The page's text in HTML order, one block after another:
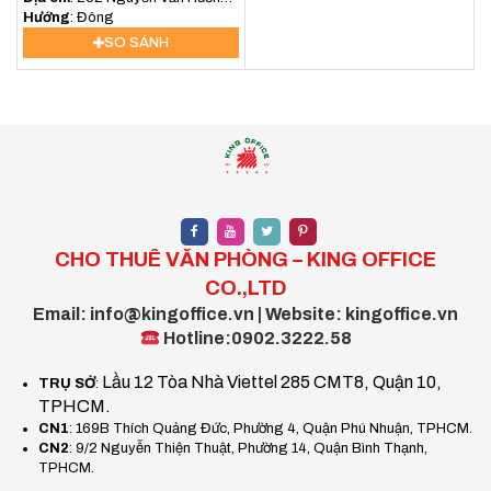
Giá thuê 25 USD/m²/tháng
Phí quản lý 4 USD/m²/tháng
Theo giá nhà nước
Thỏa thuận
Thỏa thuận
Để biết thêm thông tin chi tiết về giá thuê văn phòng tại
nhận báo giá chi tiết và được hỗ trợ tham quan văn phòng
miễn phí.
Tại sao nên thuê văn phòng Phước
An Khánh, Hồ Chí Minh, Việt Nam
Hướng : Đông
SO SÁNH
CHO THUÊ VĂN PHÒNG – KING OFFICE
CO.,LTD
Email: info@kingoffice.vn | Website: kingoffice.vn
Hotline:0902.3222.58
TRỤ SỞ: Lầu 12 Tòa Nhà Viettel 285 CMT8, Quận 10,
TPHCM.
CN1: 169B Thích Quảng Đức, Phường 4, Quận Phú Nhuận, TPHCM.
CN2: 9/2 Nguyễn Thiện Thuật, Phường 14, Quận Bình Thạnh,
TPHCM.